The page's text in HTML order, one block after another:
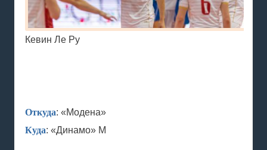
Кевин Ле Ру
Откуда: «Модена»
Куда: «Динамо» М